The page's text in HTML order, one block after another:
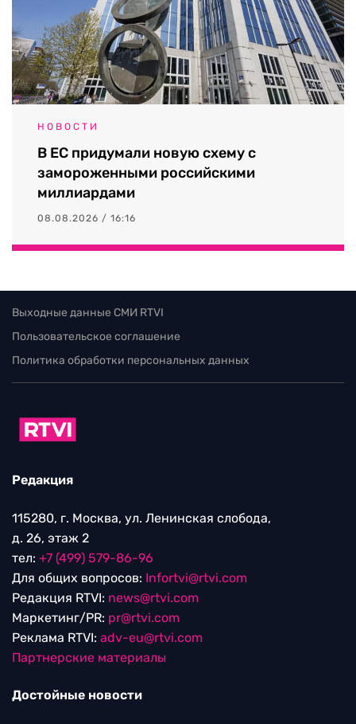
НОВОСТИ
В ЕС придумали новую схему с
замороженными российскими
миллиардами
08.08.2026 / 16:16
Выходные данные СМИ RTVI
Пользовательское соглашение
Политика обработки персональных данных
Редакция
115280, г. Москва, ул. Ленинская слобода,
д. 26, этаж 2
тел: +7 (499) 579-86-96
Для общих вопросов: Infortvi@rtvi.com
Редакция RTVI: news@rtvi.com
Маркетинг/PR: pr@rtvi.com
Реклама RTVI: adv-eu@rtvi.com
Партнерские материалы
Достойные новости